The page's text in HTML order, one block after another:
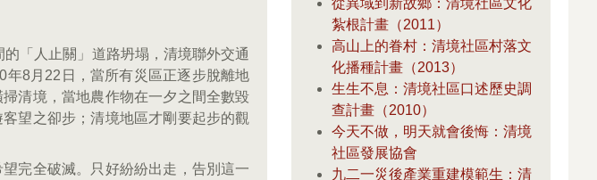
「人止關」道路坍塌，清境聯外交通
8月22日，當所有災區正逐步脫離地
清境，當地農作物在一夕之間全數毀
望之卻步；清境地區才剛要起步的觀
完全破滅。只好紛紛出走，告別這一
從異域到新故鄉：清境社區文化
紮根計畫（2011）
高山上的眷村：清境社區村落文
化播種計畫（2013）
生生不息：清境社區口述歷史調
查計畫（2010）
今天不做，明天就會後悔：清境
社區發展協會
九二一災後產業重建模範生：清